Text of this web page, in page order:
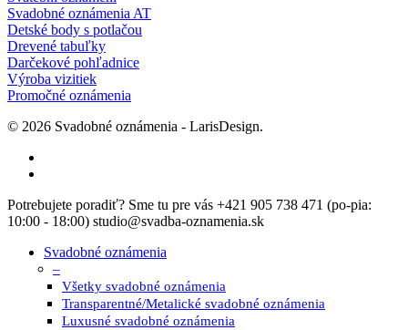
Svadobné oznámenia AT
Detské body s potlačou
Drevené tabuľky
Darčekové pohľadnice
Výroba vizitiek
Promočné oznámenia
© 2026 Svadobné oznámenia - LarisDesign.
Close
Menu
Potrebujete poradiť? Sme tu pre vás +421 905 738 471 (po-pia:
10:00 - 18:00) studio@svadba-oznamenia.sk
Svadobné oznámenia
–
Všetky svadobné oznámenia
Transparentné/Metalické svadobné oznámenia
Luxusné svadobné oznámenia